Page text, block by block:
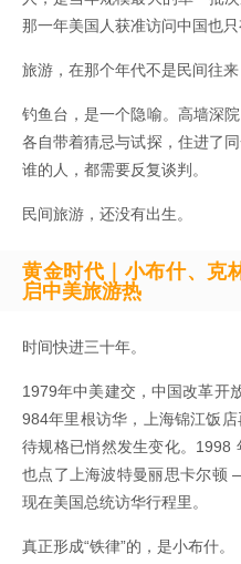
那一年美国人‌获准访问中国也只
旅游，在那个年代不是民间往来
钓鱼台，是一个隐喻。高墙深
各自带着猜忌与试探，住进了
谁的人，都需要反复谈判。
民间旅游，还没有出生。
黄金时代｜小布什、克
启中美旅游热
时间快进三十年。
1979年中美建交，中国改革开
984年里根访华，上海锦江饭
待规格已悄然发生变化。1998
也点了上海波特曼丽思卡尔顿
现在美国总统访华行程里。
真正形成“铁律”的，是小布什。